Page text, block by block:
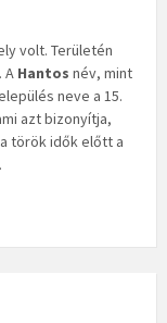
volt. Területén
A Hantos név, mint
neve a 15.
azt bizonyítja,
török idők előtt a